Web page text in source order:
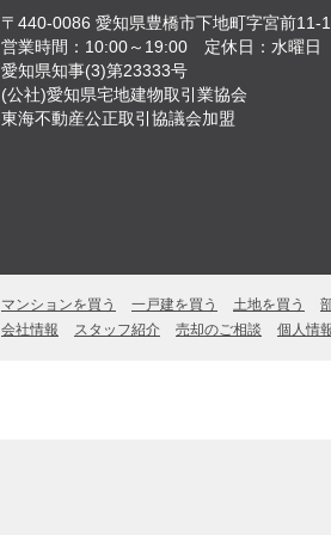
〒440-0086 愛知県豊橋市下地町字宮前11-1
営業時間：10:00～19:00 定休日：水曜日
愛知県知事(3)第23333号
(公社)愛知県宅地建物取引業協会
東海不動産公正取引協議会加盟
マンションを買う 一戸建を買う 土地を買う
会社情報
スタッフ紹介 売却のご相談 個人情